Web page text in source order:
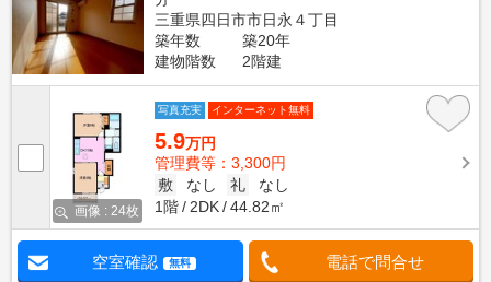
三重県四日市市日永４丁目
築年数
築20年
建物階数
2階建
画像 : 24枚
写真充実 インターネット無料
5.9万円
管理費等：3,300円
敷
なし 礼
なし
1階
2DK 44.82㎡
空室確認 無料 電話で問合せ